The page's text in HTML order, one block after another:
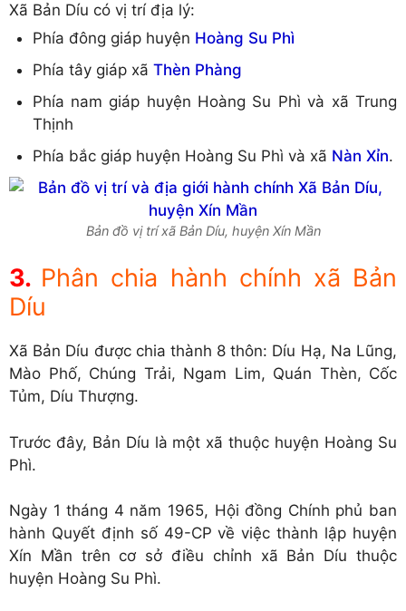
Xã Bản Díu có vị trí địa lý:
Phía đông giáp huyện Hoàng Su Phì
Phía tây giáp xã Thèn Phàng
Phía nam giáp huyện Hoàng Su Phì và xã Trung
Thịnh
Phía bắc giáp huyện Hoàng Su Phì và xã Nàn Xỉn.
Bản đồ vị trí xã Bản Díu, huyện Xín Mần
Phân chia hành chính xã Bản
Díu
Xã Bản Díu được chia thành 8 thôn: Díu Hạ, Na Lũng,
Mào Phố, Chúng Trải, Ngam Lim, Quán Thèn, Cốc
Tủm, Díu Thượng.
Trước đây, Bản Díu là một xã thuộc huyện Hoàng Su
Phì.
Ngày 1 tháng 4 năm 1965, Hội đồng Chính phủ ban
hành Quyết định số 49-CP về việc thành lập huyện
Xín Mần trên cơ sở điều chỉnh xã Bản Díu thuộc
huyện Hoàng Su Phì.